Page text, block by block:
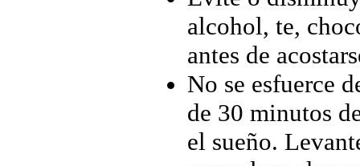
alcohol, te,
antes de
No se esfuerce
de 30 minutos
el sueño.